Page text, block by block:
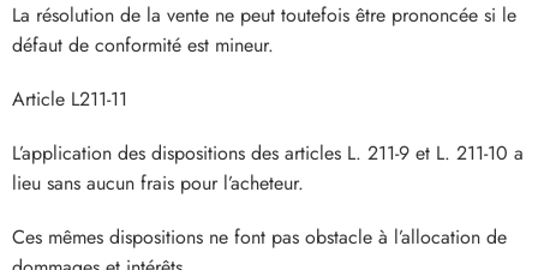
La résolution de la vente ne peut toutefois être prononcée si le
défaut de conformité est mineur.
Article L211-11
L’application des dispositions des articles L. 211-9 et L. 211-10 a
lieu sans aucun frais pour l’acheteur.
Ces mêmes dispositions ne font pas obstacle à l’allocation de